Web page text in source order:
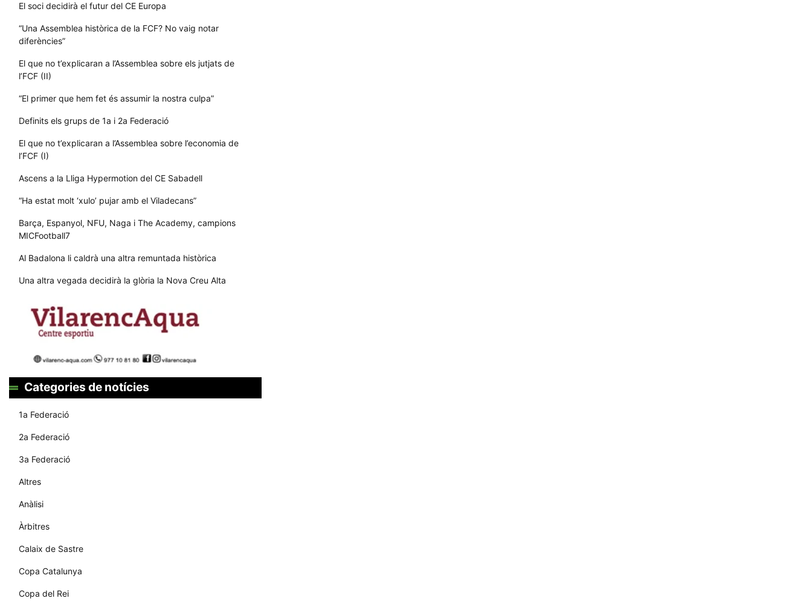
El soci decidirà el futur del CE Europa
“Una Assemblea històrica de la FCF? No vaig notar
diferències”
El que no t’explicaran a l’Assemblea sobre els jutjats de
l’FCF (II)
“El primer que hem fet és assumir la nostra culpa”
Definits els grups de 1a i 2a Federació
El que no t’explicaran a l’Assemblea sobre l’economia de
l’FCF (I)
Ascens a la Lliga Hypermotion del CE Sabadell
“Ha estat molt ‘xulo’ pujar amb el Viladecans”
Barça, Espanyol, NFU, Naga i The Academy, campions
MICFootball7
Al Badalona li caldrà una altra remuntada històrica
Una altra vegada decidirà la glòria la Nova Creu Alta
Categories de notícies
1a Federació
2a Federació
3a Federació
Altres
Anàlisi
Àrbitres
Calaix de Sastre
Copa Catalunya
Copa del Rei